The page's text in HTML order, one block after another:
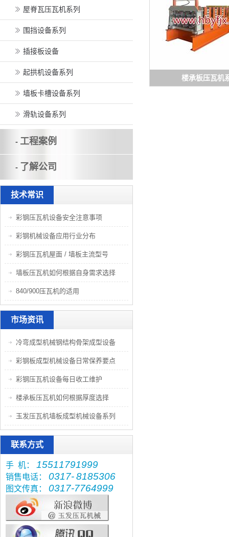
楼承板压瓦机
屋脊瓦压瓦机系列
围挡设备系列
插接板设备
起拱机设备系列
墙板卡槽设备系列
滑轨设备系列
- 工程案例
- 了解公司
技术常识
彩钢压瓦机设备安全注意事项
彩钢机械设备应用行业分布
彩钢压瓦机屋面 / 墙板主流型号
墙板压瓦机如何根据自身需求选择
840/900压瓦机的适用
市场资讯
冷弯成型机械钢结构骨架成型设备
彩钢板成型机械设备日常保养要点
彩钢压瓦机设备每日收工维护
楼承板压瓦机如何根据厚度选择
玉发压瓦机墙板成型机械设备系列
联系方式
手 机： 15511791999
销售电话： 0317-8185306
图文传真： 0317-7764999